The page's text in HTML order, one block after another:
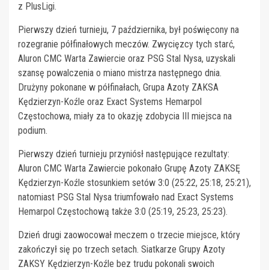
z PlusLigi.
Pierwszy dzień turnieju, 7 października, był poświęcony na
rozegranie półfinałowych meczów. Zwycięzcy tych starć,
Aluron CMC Warta Zawiercie oraz PSG Stal Nysa, uzyskali
szansę powalczenia o miano mistrza następnego dnia.
Drużyny pokonane w półfinałach, Grupa Azoty ZAKSA
Kędzierzyn-Koźle oraz Exact Systems Hemarpol
Częstochowa, miały za to okazję zdobycia III miejsca na
podium.
Pierwszy dzień turnieju przyniósł następujące rezultaty:
Aluron CMC Warta Zawiercie pokonało Grupę Azoty ZAKSĘ
Kędzierzyn-Koźle stosunkiem setów 3:0 (25:22, 25:18, 25:21),
natomiast PSG Stal Nysa triumfowało nad Exact Systems
Hemarpol Częstochową także 3:0 (25:19, 25:23, 25:23).
Dzień drugi zaowocował meczem o trzecie miejsce, który
zakończył się po trzech setach. Siatkarze Grupy Azoty
ZAKSY Kędzierzyn-Koźle bez trudu pokonali swoich